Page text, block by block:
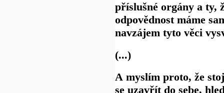
příslušné orgány a ty,
odpovědnost máme
navzájem tyto věci
(...)
A myslím proto, že
se uzavřít do sebe,